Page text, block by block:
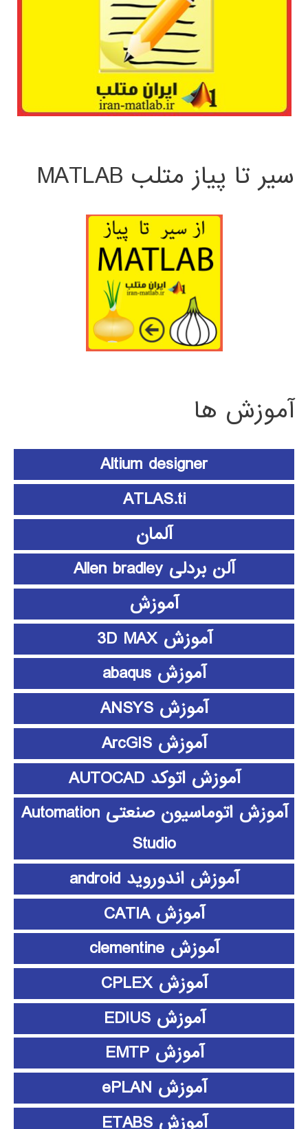
سیر تا پیاز متلب MATLAB
آموزش ها
Altium designer
ATLAS.ti
آلمان
آلن بردلی Allen bradley
آموزش
آموزش 3D MAX
آموزش abaqus
آموزش ANSYS
آموزش ArcGIS
آموزش اتوکد AUTOCAD
آموزش اتوماسیون صنعتی Automation
Studio
آموزش اندوروید android
آموزش CATIA
آموزش clementine
آموزش CPLEX
آموزش EDIUS
آموزش EMTP
آموزش ePLAN
آموزش ETABS